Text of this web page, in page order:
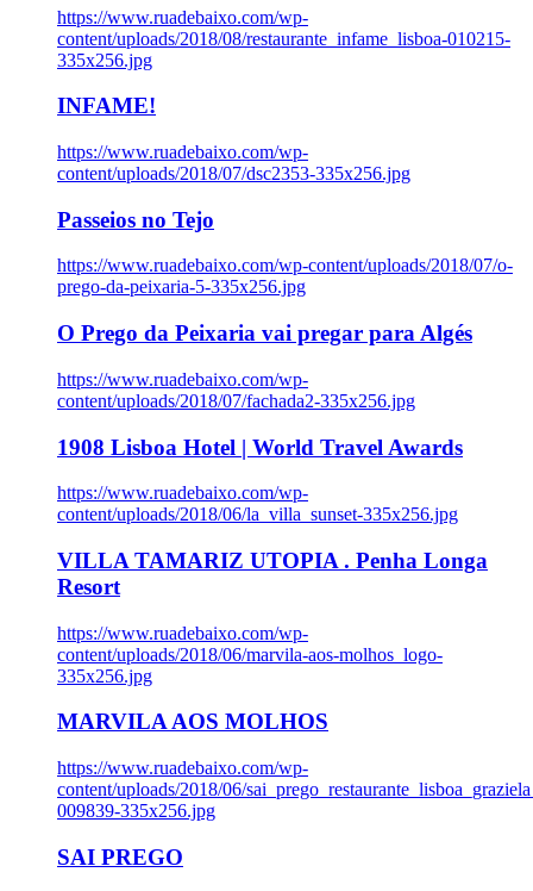
https://www.ruadebaixo.com/wp-
content/uploads/2018/08/restaurante_infame_lisboa-010215-
335x256.jpg
INFAME!
https://www.ruadebaixo.com/wp-
content/uploads/2018/07/dsc2353-335x256.jpg
Passeios no Tejo
https://www.ruadebaixo.com/wp-content/uploads/2018/07/o-
prego-da-peixaria-5-335x256.jpg
O Prego da Peixaria vai pregar para Algés
https://www.ruadebaixo.com/wp-
content/uploads/2018/07/fachada2-335x256.jpg
1908 Lisboa Hotel | World Travel Awards
https://www.ruadebaixo.com/wp-
content/uploads/2018/06/la_villa_sunset-335x256.jpg
VILLA TAMARIZ UTOPIA . Penha Longa
Resort
https://www.ruadebaixo.com/wp-
content/uploads/2018/06/marvila-aos-molhos_logo-
335x256.jpg
MARVILA AOS MOLHOS
https://www.ruadebaixo.com/wp-
content/uploads/2018/06/
009839-335x256.jpg
SAI PREGO